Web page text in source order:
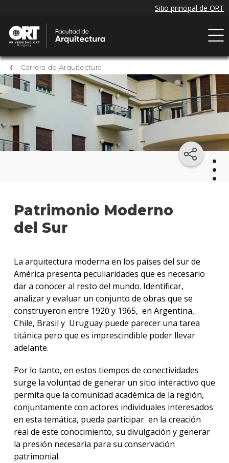
Carrera de Arquitectura
Patrimonio Moderno
del Sur
La arquitectura moderna en los países del sur de
América presenta peculiaridades que es necesario
dar a conocer al resto del mundo. Identificar,
analizar y evaluar un conjunto de obras que se
construyeron entre 1920 y 1965, en Argentina,
Chile, Brasil y Uruguay puede parecer una tarea
titánica pero que es imprescindible poder llevar
adelante.
Por lo tanto, en estos tiempos de conectividades
surge la voluntad de generar un sitio interactivo que
permita que la comunidad académica de la región,
conjuntamente con actores individuales interesados
en esta temática, pueda participar en la creación
real de este conocimiento, su divulgación y generar
la presión necesaria para su conservación
patrimonial.